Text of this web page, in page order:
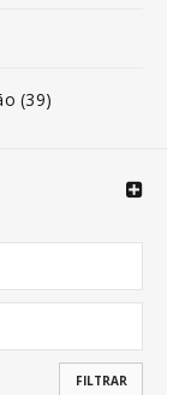
(39)
FILTRAR